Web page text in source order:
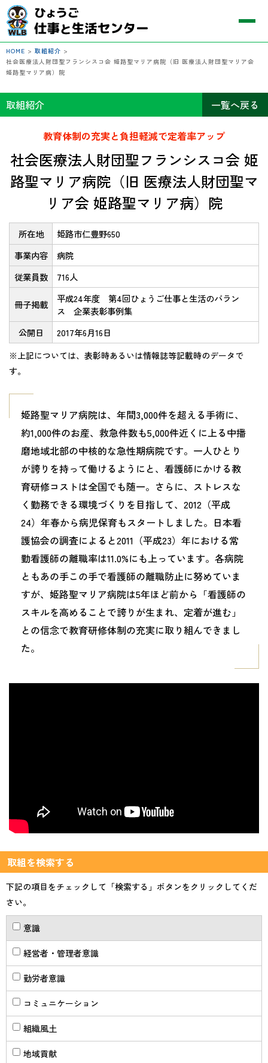
HOME > 取組紹介 >
社会医療法人財団聖フランシスコ会 姫路聖マリア病院（旧 医療法人財団聖マリア会
姫路聖マリア病）院
取組紹介 一覧へ戻る
教育体制の充実と負担軽減で定着率アップ
社会医療法人財団聖フランシスコ会 姫
路聖マリア病院（旧 医療法人財団聖マ
リア会 姫路聖マリア病）院
所在地
姫路市仁豊野650
事業内容
病院
従業員数
716人
冊子掲載
平成24年度 第4回ひょうご仕事と生活のバラン
ス 企業表彰事例集
公開日
2017年6月16日
※上記については、表彰時あるいは情報誌等記載時のデータで
す。
姫路聖マリア病院は、年間3,000件を超える手術に、
約1,000件のお産、救急件数も5,000件近くに上る中播
磨地域北部の中核的な急性期病院です。一人ひとり
が誇りを持って働けるようにと、看護師にかける教
育研修コストは全国でも随一。さらに、ストレスな
く勤務できる環境づくりを目指して、2012（平成
24）年春から病児保育もスタートしました。日本看
護協会の調査によると2011（平成23）年における常
勤看護師の離職率は11.0%にも上っています。各病院
ともあの手この手で看護師の離職防止に努めていま
すが、姫路聖マリア病院は5年ほど前から「看護師の
スキルを高めることで誇りが生まれ、定着が進む」
との信念で教育研修体制の充実に取り組んできまし
た。
取組を検索する
下記の項目をチェックして「検索する」ボタンをクリックしてくだ
さい。
意識
経営者・管理者意識
勤労者意識
コミュニケーション
組織風土
地域貢献